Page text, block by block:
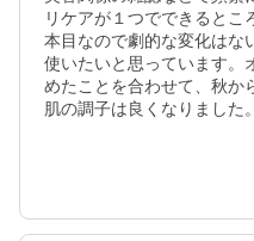
リケアが１つでできるとこ
本目なので劇的な変化はな
使いたいと思っています。
めたことを合わせて、秋か
肌の調子は良くなりました。